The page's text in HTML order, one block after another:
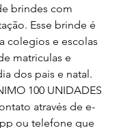
brindes com
Esse brinde é
colegios e escolas
matriculas e
dos pais e natal.
100 UNIDADES
através de e-
ou telefone que